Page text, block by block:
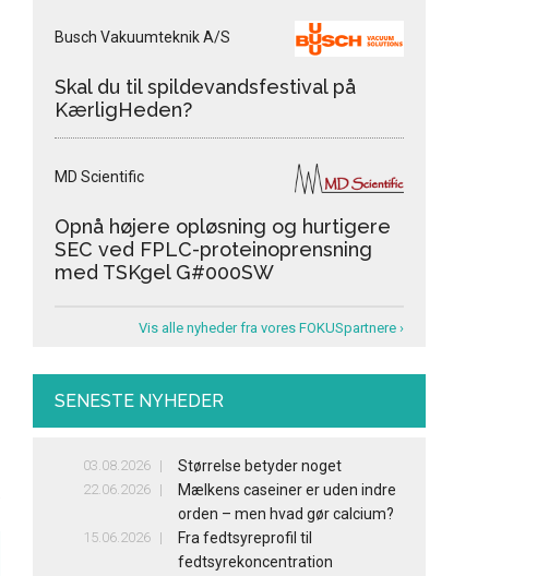
Busch Vakuumteknik A/S
Skal du til spildevandsfestival på
KærligHeden?
MD Scientific
Opnå højere opløsning og hurtigere
SEC ved FPLC-proteinoprensning
med TSKgel G#000SW
Vis alle nyheder fra vores FOKUSpartnere ›
SENESTE NYHEDER
03.08.2026 Størrelse betyder noget
22.06.2026
Mælkens caseiner er uden indre
orden – men hvad gør calcium?
15.06.2026
Fra fedtsyreprofil til
fedtsyrekoncentration